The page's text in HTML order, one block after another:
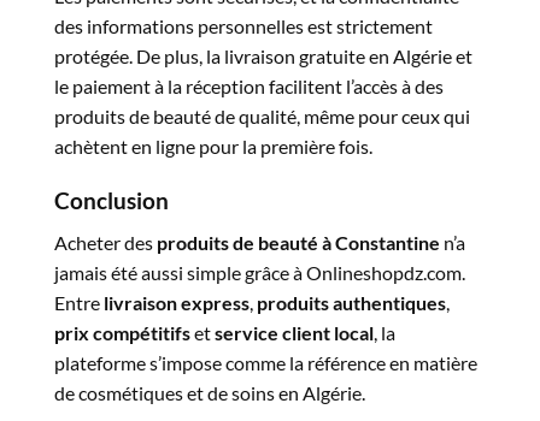
des informations personnelles est strictement
protégée. De plus, la livraison gratuite en Algérie et
le paiement à la réception facilitent l’accès à des
produits de beauté de qualité, même pour ceux qui
achètent en ligne pour la première fois.
Conclusion
Acheter des produits de beauté àConstantine n’a
jamais été aussi simple grâce à Onlineshopdz.com.
Entre livraisonexpress produitsauthentiques
prix compétitifsetservice client local , la
plateforme s’impose comme la référence en matière
de cosmétiques et de soins en Algérie.